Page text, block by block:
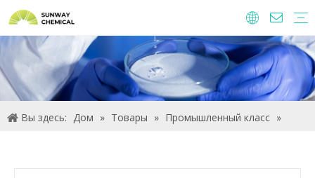
Вы здесь: Дом » Товары » Промышленный класс »